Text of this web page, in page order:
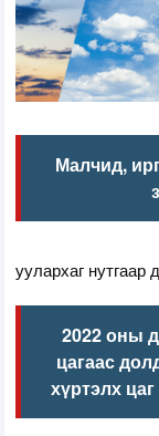
Малчид,
уулархаг нутгаар
2022 оны
цагаас
хүртэлх